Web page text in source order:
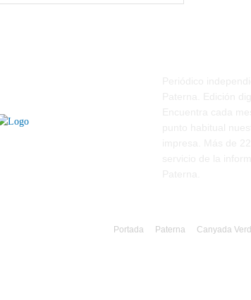
Portada Paterna Canyada